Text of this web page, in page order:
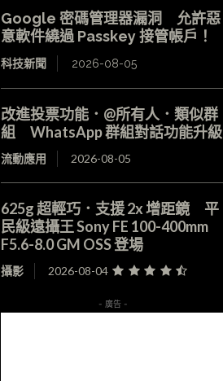
Google 密碼管理器漏洞 允許惡
意軟件繞過 Passkey 接管帳戶！
科技新聞 2026-08-05
改進投票功能．@所有人．類似群
組 WhatsApp 群組對話功能升級
流動應用 2026-08-05
625g 超輕巧．支援 2x 增距鏡 平
民級遠攝王 Sony FE 100-400mm
F5.6-8.0 GM OSS 登場
攝影 2026-08-04
- 廣告 -